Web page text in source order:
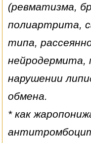
(ревматизма,
полиартрита,
типа,
нейродермита,
нарушении
обмена.
* как